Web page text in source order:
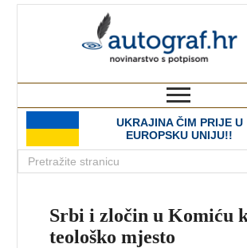
UKRAJINA ČIM PRIJE U
EUROPSKU UNIJU!!
Srbi i zločin u Komiću
teološko mjesto